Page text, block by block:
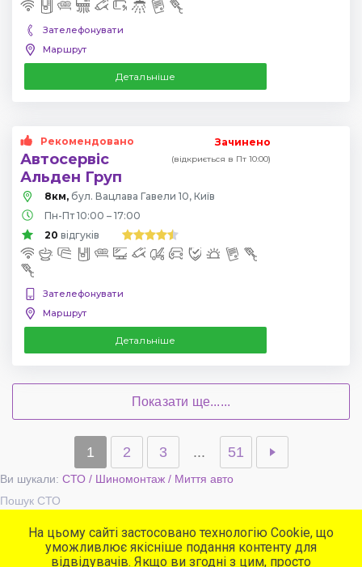
Зателефонувати
Маршрут
Детальніше
Рекомендовано
Автосервіс
Альден Груп
Зачинено
(відкриється в Пт 10:00)
8км, бул. Вацлава Гавели 10, Київ
Пн-Пт 10:00 – 17:00
20 відгуків
Зателефонувати
Маршрут
Детальніше
Показати ще......
1 2 3 ... 51
Ви шукали: СТО / Шиномонтаж / Миття авто
Пошук СТО
Популярні сервіси
СТО
На цьому сайті застосовано технологію Cookie, що
уможливлює якісніше подання контенту для
відвідувачів. Якщо ви згодні з цим, просто